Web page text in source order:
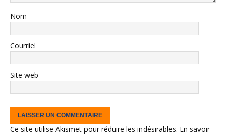
Nom
Courriel
Site web
Ce site utilise Akismet pour réduire les indésirables. En savoir